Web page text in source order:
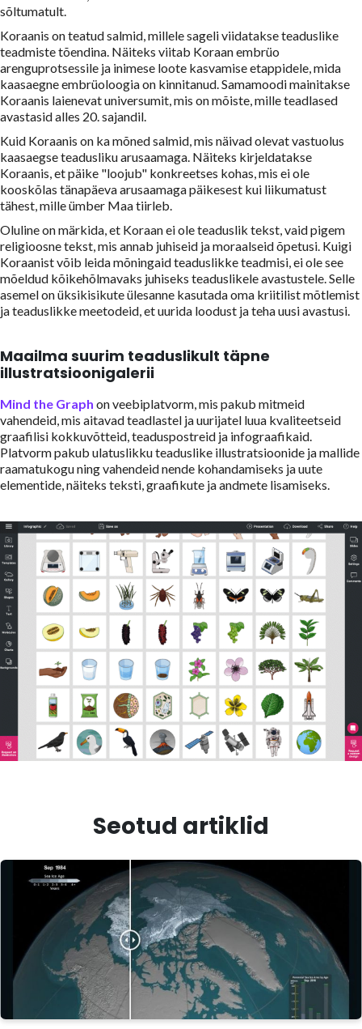
sõltumatult.
Koraanis on teatud salmid, millele sageli viidatakse teaduslike
teadmiste tõendina. Näiteks viitab Koraan embrüo
arenguprotsessile ja inimese loote kasvamise etappidele, mida
kaasaegne embrüoloogia on kinnitanud. Samamoodi mainitakse
Koraanis laienevat universumit, mis on mõiste, mille teadlased
avastasid alles 20. sajandil.
Kuid Koraanis on ka mõned salmid, mis näivad olevat vastuolus
kaasaegse teadusliku arusaamaga. Näiteks kirjeldatakse
Koraanis, et päike "loojub" konkreetses kohas, mis ei ole
kooskõlas tänapäeva arusaamaga päikesest kui liikumatust
tähest, mille ümber Maa tiirleb.
Oluline on märkida, et Koraan ei ole teaduslik tekst, vaid pigem
religioosne tekst, mis annab juhiseid ja moraalseid õpetusi. Kuigi
Koraanist võib leida mõningaid teaduslikke teadmisi, ei ole see
mõeldud kõikehõlmavaks juhiseks teaduslikele avastustele. Selle
asemel on üksikisikute ülesanne kasutada oma kriitilist mõtlemist
ja teaduslikke meetodeid, et uurida loodust ja teha uusi avastusi.
Maailma suurim teaduslikult täpne
illustratsioonigalerii
Mind the Graph on veebiplatvorm, mis pakub mitmeid
vahendeid, mis aitavad teadlastel ja uurijatel luua kvaliteetseid
graafilisi kokkuvõtteid, teaduspostreid ja infograafikaid.
Platvorm pakub ulatuslikku teaduslike illustratsioonide ja mallide
raamatukogu ning vahendeid nende kohandamiseks ja uute
elementide, näiteks teksti, graafikute ja andmete lisamiseks.
Seotud artiklid